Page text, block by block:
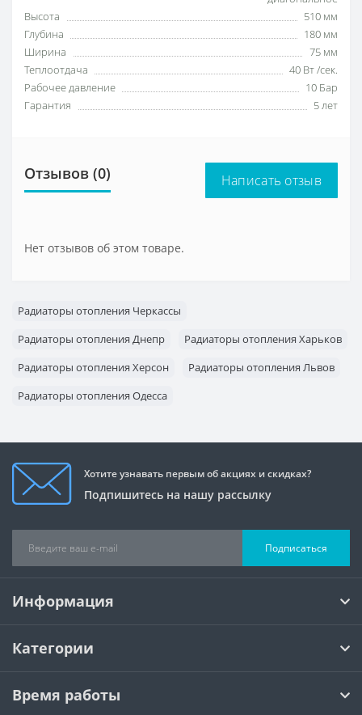
Высота
510 мм
Глубина
180 мм
Ширина
75 мм
Теплоотдача
40 Вт /сек.
Рабочее давление
10 Бар
Гарантия
5 лет
Отзывов (0) Написать отзыв
Нет отзывов об этом товаре.
Радиаторы отопления Черкассы
Радиаторы отопления Днепр
Радиаторы отопления Харьков
Радиаторы отопления Херсон
Радиаторы отопления Львов
Радиаторы отопления Одесса
Хотите узнавать первым об акциях и скидках?
Подпишитесь на нашу рассылку
Подписаться
Информация
Категории
Время работы